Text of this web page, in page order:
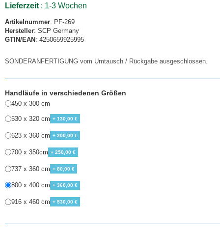
Lieferzeit : 1-3 Wochen
Artikelnummer: PF-269
Hersteller: SCP Germany
GTIN/EAN : 4250659925995
SONDERANFERTIGUNG vom Umtausch / Rückgabe ausgeschlossen.
Handläufe in verschiedenen Größen
450 x 300 cm
530 x 320 cm + 130,00 €
623 x 360 cm + 200,00 €
700 x 350cm + 250,00 €
737 x 360 cm + 80,00 €
800 x 400 cm + 360,00 €
916 x 460 cm + 530,00 €